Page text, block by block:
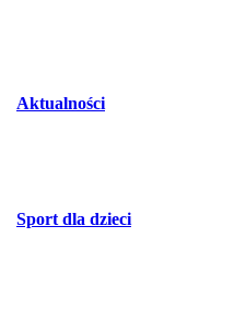
Aktualności
Sport dla dzieci